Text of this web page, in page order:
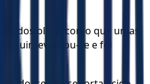
dos olhos como que umas
levantou-se e foi